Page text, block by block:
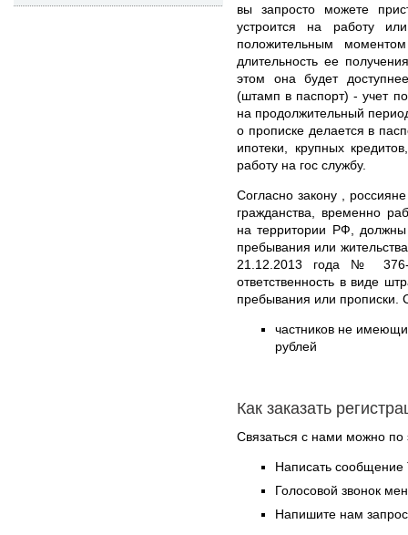
вы запросто можете
устроится на работу
положительным
длительность ее
этом она будет
(штамп в паспорт) - учет
на продолжительный
о прописке делается в
ипотеки, крупных
работу на гос службу.
Согласно закону ,
гражданства, временно
на территории РФ,
пребывания или
21.12.2013 года № 376-
ответственность в виде
пребывания или прописки.
частников не
рублей
Как заказать
Связаться с нами можно по
Написать
Голосовой звонок
Напишите нам